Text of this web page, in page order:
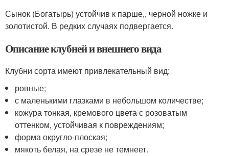
Сынок (Богатырь) устойчив к парше,, черной ножке и
золотистой. В редких случаях подвергается.
Описание клубней и внешнего вида
Клубни сорта имеют привлекательный вид:
ровные;
с маленькими глазками в небольшом количестве;
кожура тонкая, кремового цвета с розоватым
оттенком, устойчивая к повреждениям;
форма округло-плоская;
мякоть белая, на срезе не темнеет.